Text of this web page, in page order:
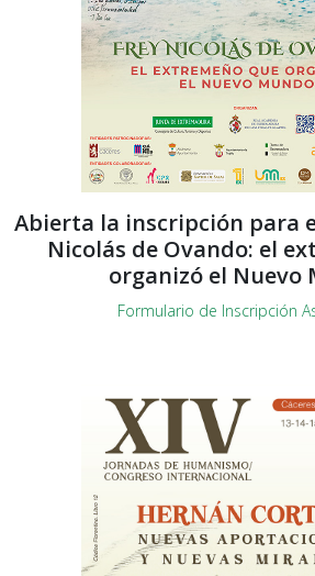
Abierta la inscripción para
Nicolás de Ovando: el
organizó el Nuevo
Formulario de Inscripción